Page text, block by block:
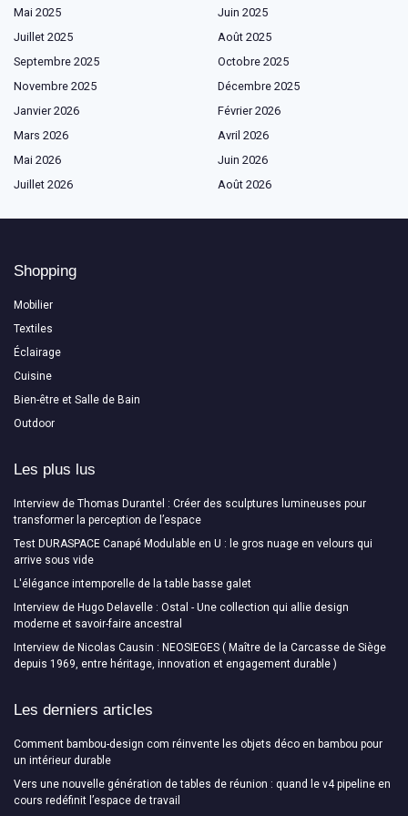
Mai 2025
Juin 2025
Juillet 2025
Août 2025
Septembre 2025
Octobre 2025
Novembre 2025
Décembre 2025
Janvier 2026
Février 2026
Mars 2026
Avril 2026
Mai 2026
Juin 2026
Juillet 2026
Août 2026
Shopping
Mobilier
Textiles
Éclairage
Cuisine
Bien-être et Salle de Bain
Outdoor
Les plus lus
Interview de Thomas Durantel : Créer des sculptures lumineuses pour
transformer la perception de l’espace
Test DURASPACE Canapé Modulable en U : le gros nuage en velours qui
arrive sous vide
L'élégance intemporelle de la table basse galet
Interview de Hugo Delavelle : Ostal - Une collection qui allie design
moderne et savoir-faire ancestral
Interview de Nicolas Causin : NEOSIEGES ( Maître de la Carcasse de Siège
depuis 1969, entre héritage, innovation et engagement durable )
Les derniers articles
Comment bambou-design com réinvente les objets déco en bambou pour
un intérieur durable
Vers une nouvelle génération de tables de réunion : quand le v4 pipeline en
cours redéfinit l’espace de travail